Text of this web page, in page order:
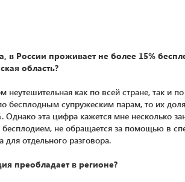
России проживает не более 15%
область?
неутешительная как по всей стране, так и
бесплодным супружеским парам, то их
Однако эта цифра кажется мне несколько
не обращается за помощью в
для отдельного разговора.
преобладает в регионе?